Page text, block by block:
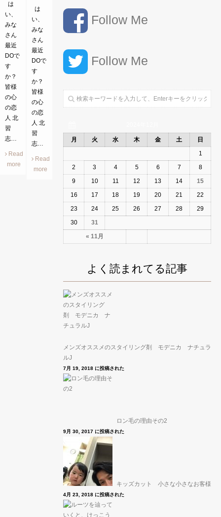
は
い、
みな
さん
最近
DOで
す
か？
皆様
の心
の恋
人 北
習
志…
Read
more
は
い、
みな
さん
最近
DOで
す
か？
皆様
の心
の恋
人 北
習
志…
Read
more
Follow Me
Follow Me
月 火 水 木 金 土 日
« 11月
1
2
3 4 5 6 7
8
9
10 11 12 13 14
15
16
17 18 19 20 21
22
23
24 25 26 27 28
29
30
31
よく読まれてる記事
メンズオススメのスタイリング剤 モデニカ ナチュラ
ルJ
7月 19, 2018 に投稿された
ロン毛の理由その2
9月 30, 2017 に投稿された
キッズカット 小さな小さなお客様
4月 23, 2018 に投稿された